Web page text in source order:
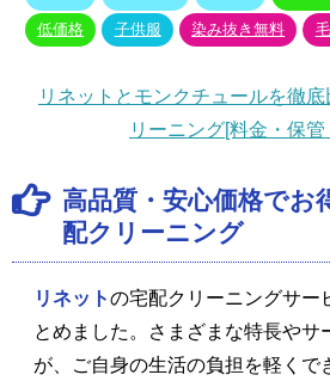
低価格 子供服 染み抜き無料
リネットとモンクチュールを徹
リーニング[料金・保管
高品質・安心価格でお
配クリーニング
リネットの宅配クリーニングサー
とめました。さまざまな特長やサ
が、ご自身の生活の負担を軽くで